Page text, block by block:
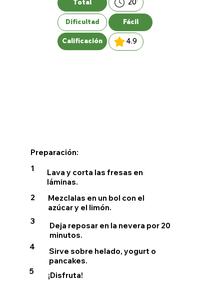
Total 20'
Dificultad Fácil
Calificación 4.9
Preparación:
1
Lava y corta las fresas en
láminas.
2
Mezclalas en un bol con el
azúcar y el limón.
3
Deja reposar en la nevera por 20
minutos.
4
Sirve sobre helado, yogurt o
pancakes.
5
¡Disfruta!